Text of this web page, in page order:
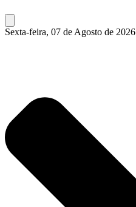
Sexta-feira, 07 de Agosto de 2026